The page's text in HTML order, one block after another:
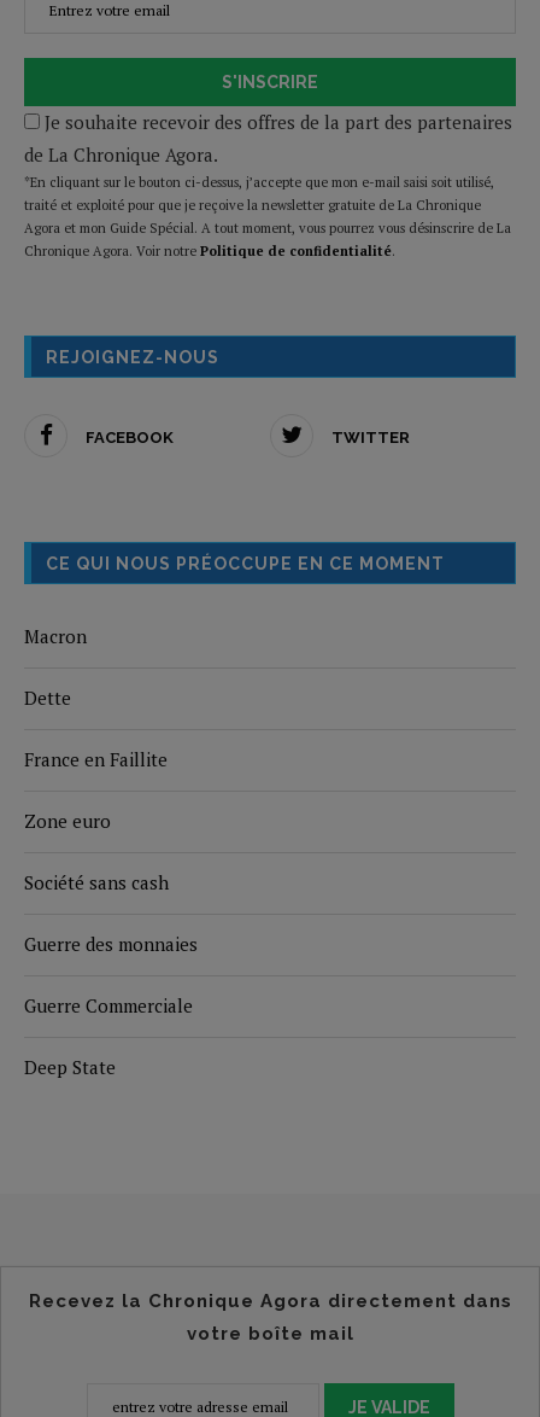
S'INSCRIRE
Je souhaite recevoir des offres de la part des partenaires
de La Chronique Agora.
*En cliquant sur le bouton ci-dessus, j’accepte que mon e-mail saisi soit utilisé,
traité et exploité pour que je reçoive la newsletter gratuite de La Chronique
Agora et mon Guide Spécial. A tout moment, vous pourrez vous désinscrire de La
Chronique Agora. Voir notre Politique de confidentialité.
REJOIGNEZ-NOUS
FACEBOOK TWITTER
CE QUI NOUS PRÉOCCUPE EN CE MOMENT
Macron
Dette
France en Faillite
Zone euro
Société sans cash
Guerre des monnaies
Guerre Commerciale
Deep State
Recevez la Chronique Agora directement dans
votre boîte mail
JE VALIDE